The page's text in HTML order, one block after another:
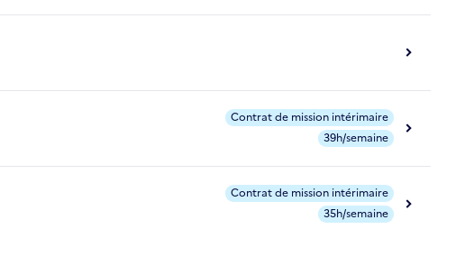
Contrat de mission intérimaire
39h/semaine
Contrat de mission intérimaire
35h/semaine